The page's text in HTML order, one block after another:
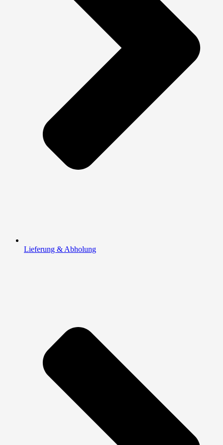
Lieferung & Abholung